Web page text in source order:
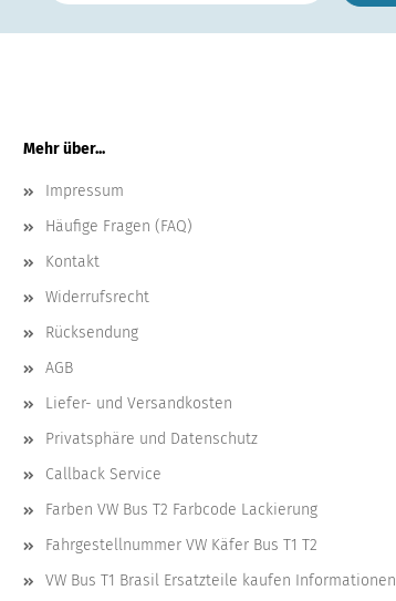
Mehr über...
Impressum
Häufige Fragen (FAQ)
Kontakt
Widerrufsrecht
Rücksendung
AGB
Liefer- und Versandkosten
Privatsphäre und Datenschutz
Callback Service
Farben VW Bus T2 Farbcode Lackierung
Fahrgestellnummer VW Käfer Bus T1 T2
VW Bus T1 Brasil Ersatzteile kaufen Informationen